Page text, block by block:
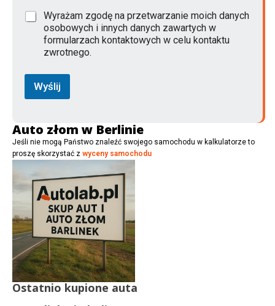
z
Wyrażam zgodę na przetwarzanie moich danych
osobowych i innych danych zawartych w
formularzach kontaktowych w celu kontaktu
zwrotnego.
Wyślij
Auto złom w Berlinie
Jeśli nie mogą Państwo znaleźć swojego samochodu w kalkulatorze to
proszę skorzystać z wyceny samochodu
Ostatnio kupione auta